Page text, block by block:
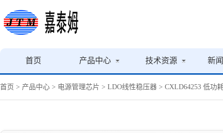
首页 产品中心 技术资源 新
首页 > 产品中心 > 电源管理芯片 > LDO线性稳压器 > CXLD64253 低功